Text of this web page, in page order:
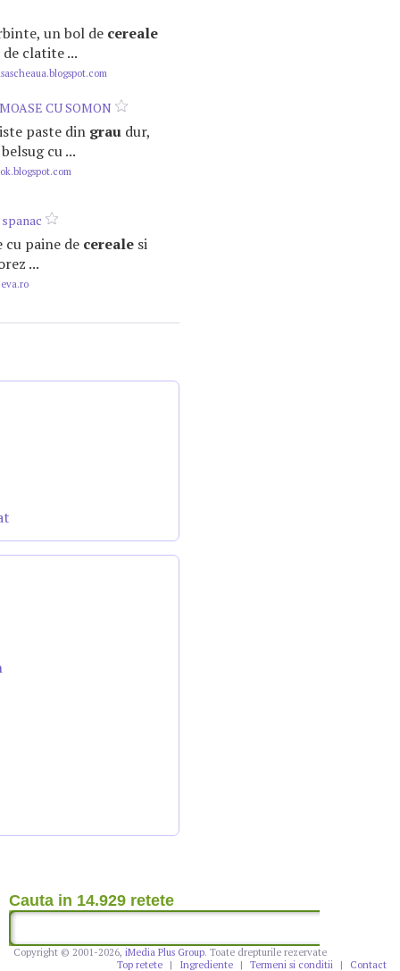
un bol de cereale
clatite ...
CU SOMON
paste din grau dur,
cu ...
cu paine de cereale si
...
Cauta in 14.929 retete
Copyright © 2001-2026, iMedia Plus Group. Toate drepturile rezervate
Top retete
| Ingrediente | Termeni si conditii | Contact